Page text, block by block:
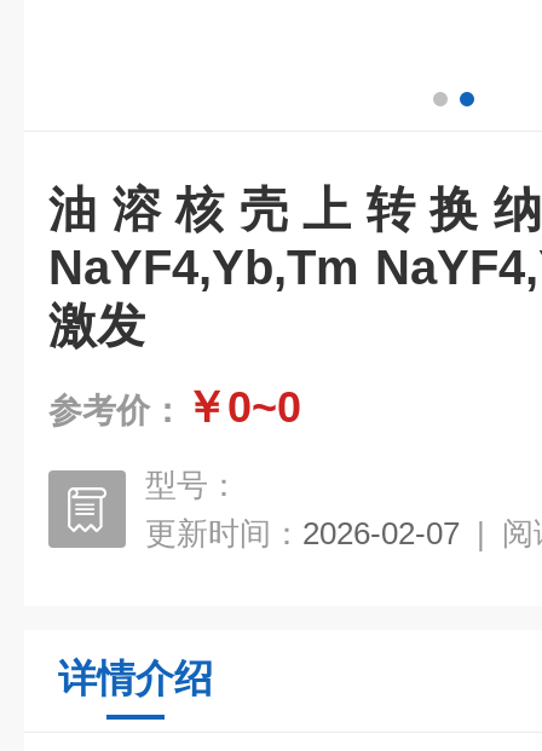
油溶核壳上转换
NaYF4,Yb,Tm
激发
参考价： ￥0~0
型号：
更新时间： 2026-02-07 | 阅
详情介绍